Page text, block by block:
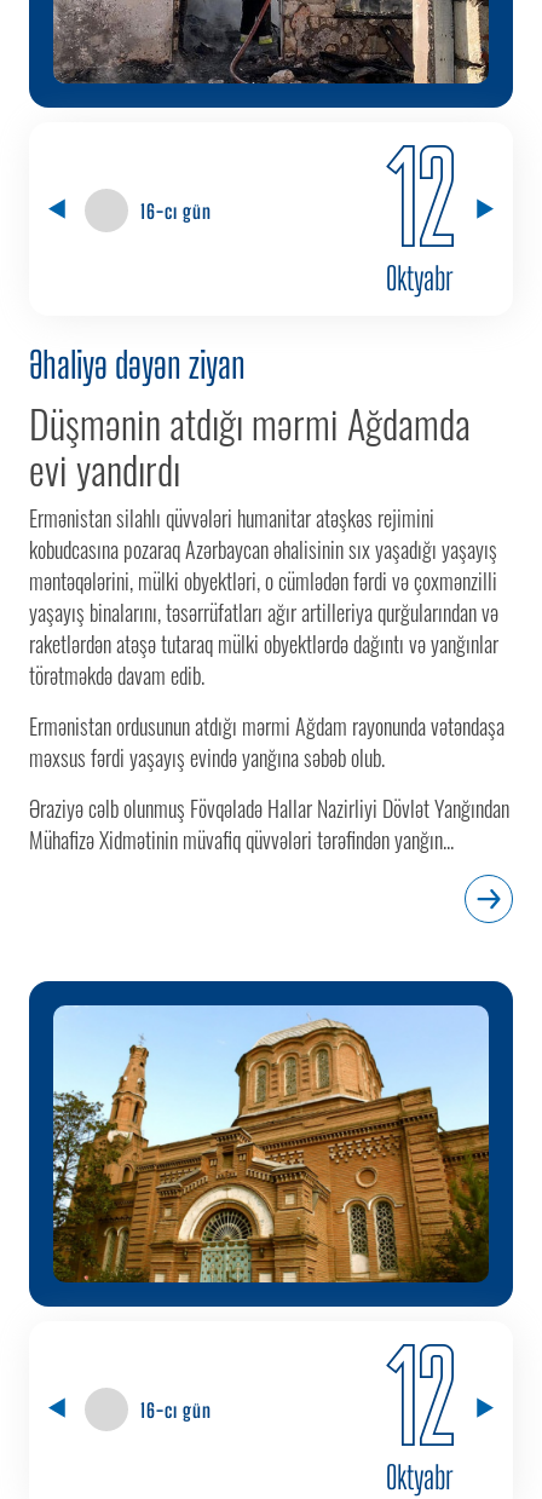
16-cı gün 12
Oktyabr
Əhaliyə dəyən ziyan
Düşmənin atdığı mərmi Ağdamda
evi yandırdı
Ermənistan silahlı qüvvələri humanitar atəşkəs rejimini
kobudcasına pozaraq Azərbaycan əhalisinin sıx yaşadığı yaşayış
məntəqələrini, mülki obyektləri, o cümlədən fərdi və çoxmənzilli
yaşayış binalarını, təsərrüfatları ağır artilleriya qurğularından və
raketlərdən atəşə tutaraq mülki obyektlərdə dağıntı və yanğınlar
törətməkdə davam edib.
Ermənistan ordusunun atdığı mərmi Ağdam rayonunda vətəndaşa
məxsus fərdi yaşayış evində yanğına səbəb olub.
Əraziyə cəlb olunmuş Fövqəladə Hallar Nazirliyi Dövlət Yanğından
Mühafizə Xidmətinin müvafiq qüvvələri tərəfindən yanğın...
16-cı gün 12
Oktyabr